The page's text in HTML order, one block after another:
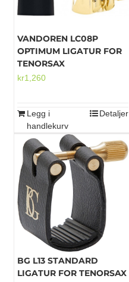
VANDOREN LC08P
OPTIMUM LIGATUR FOR
TENORSAX
kr1,260
Legg i
handlekurv
Detaljer
BG L13 STANDARD
LIGATUR FOR TENORSAX